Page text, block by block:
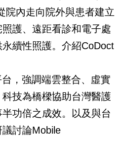
院內走向院外與患者建立
護、遠距看診和電子處
續性照護。介紹CoDoct
，強調端雲整合、虛實
技為橋樑協助台灣醫護
功倍之成效。以及與台
討論Mobile